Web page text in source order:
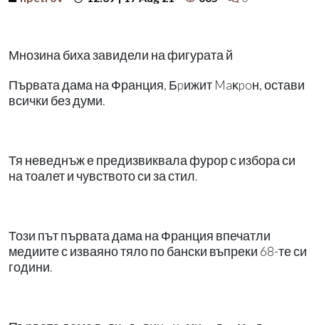
Мнозина биха завидели на фигурата й
Първата дама на Франция, Бpижит Maĸpoн, остави
всички без думи.
Тя неведнъж е предизвиквала фурор с избора си
на тоалет и чувството си за стил.
Този път първата дама на Франция впечатли
медиите с изваяно тяло по бански въпреки 68-те си
години.